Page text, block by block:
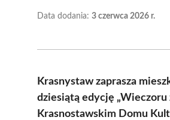
Data dodania: 3 czerwca 2026 r.
Krasnystaw zaprasza
dziesiątą edycję „Wieczoru
Krasnostawskim Domu